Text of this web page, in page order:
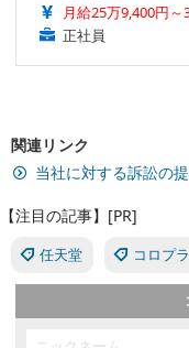
月給25万9,400円～
正社員
関連リンク
当社に対する訴訟の
【注目の記事】[PR]
任天堂 コロプラ